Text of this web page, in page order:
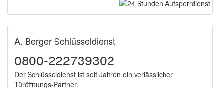
A. Berger Schlüsseldienst
0800-222739302
Der Schlüsseldienst ist seit Jahren ein verlässlicher
Türöffnungs-Partner.